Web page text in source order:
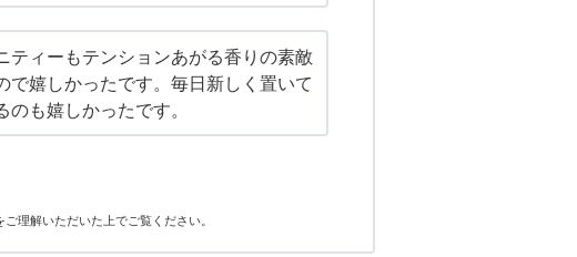
ティーもテンションあがる香りの素敵
で嬉しかったです。毎日新しく置いて
のも嬉しかったです。
理解いただいた上でご覧ください。